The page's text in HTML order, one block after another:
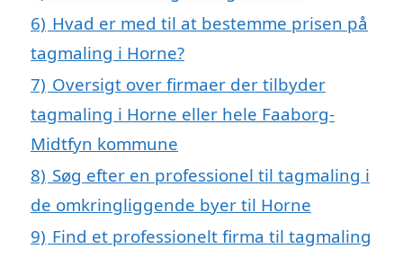
6) Hvad er med til at bestemme prisen på
tagmaling i Horne?
7) Oversigt over firmaer der tilbyder
tagmaling i Horne eller hele Faaborg-
Midtfyn kommune
8) Søg efter en professionel til tagmaling i
de omkringliggende byer til Horne
9) Find et professionelt firma til tagmaling